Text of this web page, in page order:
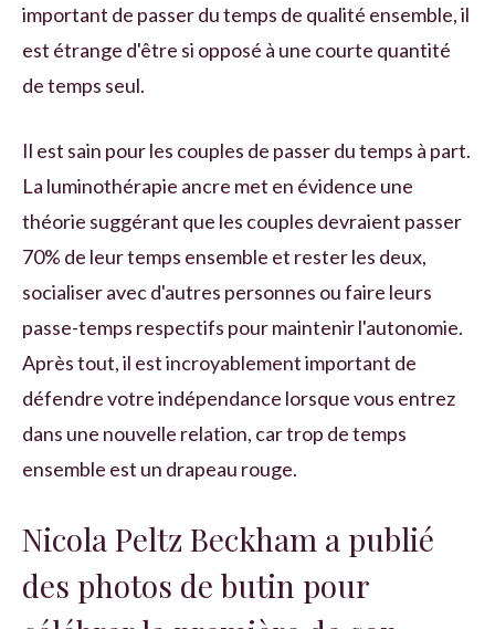
important de passer du temps de qualité ensemble, il
est étrange d'être si opposé à une courte quantité
de temps seul.
Il est sain pour les couples de passer du temps à part.
La luminothérapie ancre met en évidence une
théorie suggérant que les couples devraient passer
70% de leur temps ensemble et rester les deux,
socialiser avec d'autres personnes ou faire leurs
passe-temps respectifs pour maintenir l'autonomie.
Après tout, il est incroyablement important de
défendre votre indépendance lorsque vous entrez
dans une nouvelle relation, car trop de temps
ensemble est un drapeau rouge.
Nicola Peltz Beckham a publié
des photos de butin pour